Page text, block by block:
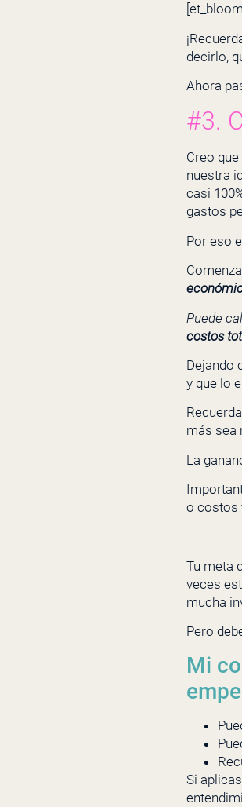
decirlo,
Ahora
#3.
Creo
nuestra
casi
gastos
Por eso
Puede
costos
Dejando
y que lo
más sea
La
o costos
Tu meta
veces
mucha
Pero
Mi
Si